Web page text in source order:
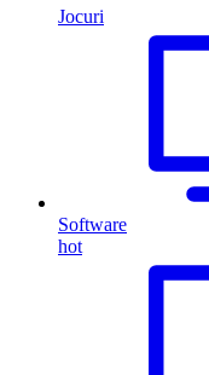
Jocuri
Software
hot